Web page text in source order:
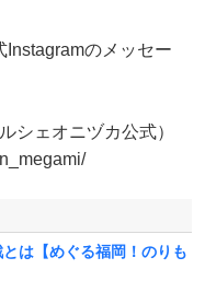
Instagramのメッセー
シェオニヅカ公式）
は【めぐる福岡！のりも